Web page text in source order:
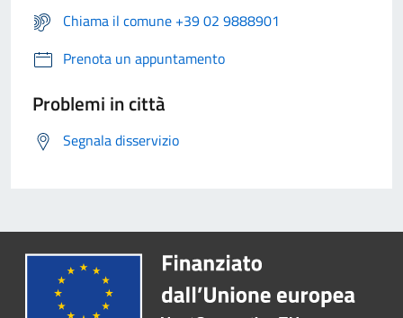
Chiama il comune +39 02 9888901
Prenota un appuntamento
Problemi in città
Segnala disservizio